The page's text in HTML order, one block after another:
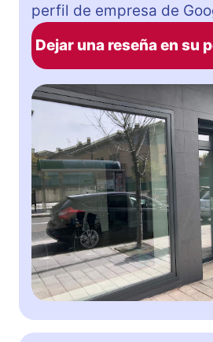
perfil de empresa de
Dejar una reseña en su